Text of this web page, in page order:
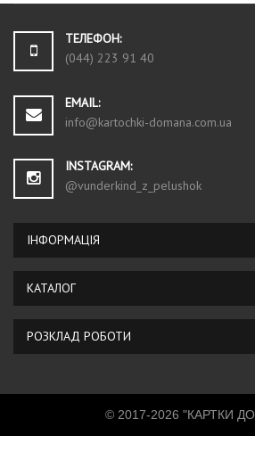
ТЕЛЕФОН:
(044) 223 91 40
EMAIL:
info@kartochki-domana.com.ua
INSTAGRAM:
@vunderkind_z_pelushok
ІНФОРМАЦIЯ
КАТАЛОГ
РОЗКЛАД РОБОТИ
© 2017-2026 "КАРТКИ